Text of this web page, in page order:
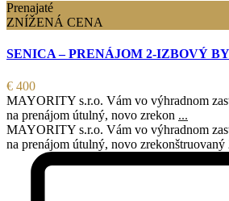
Prenajaté
ZNÍŽENÁ CENA
SENICA – PRENÁJOM 2-IZBOVÝ
€ 400
MAYORITY s.r.o. Vám vo výhradnom
na prenájom útulný, novo zrekon ...
MAYORITY s.r.o. Vám vo výhradnom
na prenájom útulný, novo